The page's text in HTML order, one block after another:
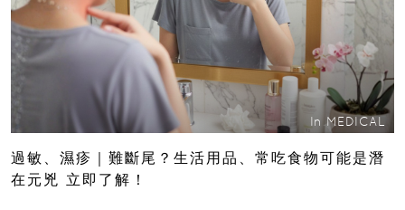
In MEDICAL
過敏、濕疹｜難斷尾？生活用品、常吃食物可能是潛
在元兇 立即了解！